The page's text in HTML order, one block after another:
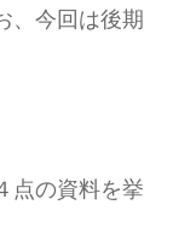
、今回は後期
点の資料を挙